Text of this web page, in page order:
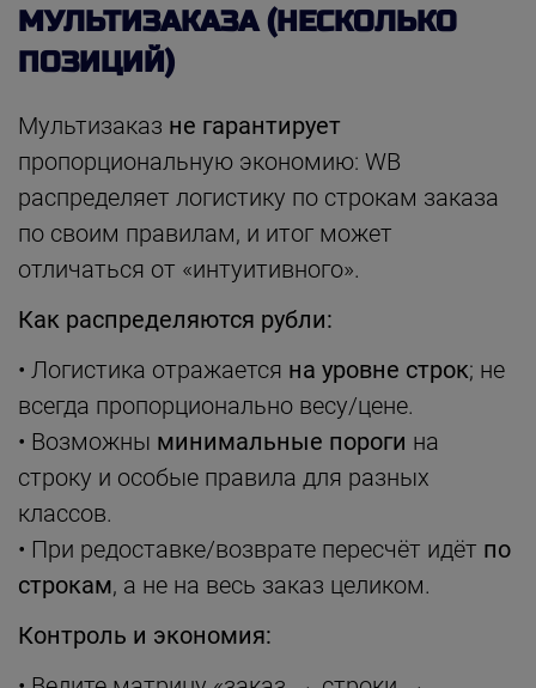
МУЛЬТИЗАКАЗА (НЕСКОЛЬКО
ПОЗИЦИЙ)
Мультизаказ не гарантирует
пропорциональную экономию: WB
распределяет логистику по строкам заказа
по своим правилам, и итог может
отличаться от «интуитивного».
Как распределяются рубли:
• Логистика отражается на уровне строк; не
всегда пропорционально весу/цене.
• Возможны минимальные пороги на
строку и особые правила для разных
классов.
• При редоставке/возврате пересчёт идёт по
строкам, а не на весь заказ целиком.
Контроль и экономия: